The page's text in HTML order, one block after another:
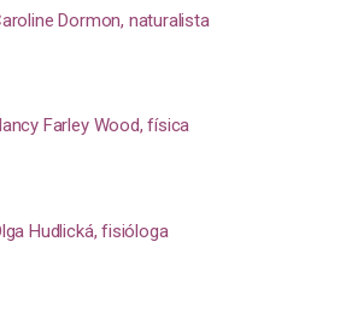
Dormon, naturalista
Farley Wood, física
Hudlická, fisióloga